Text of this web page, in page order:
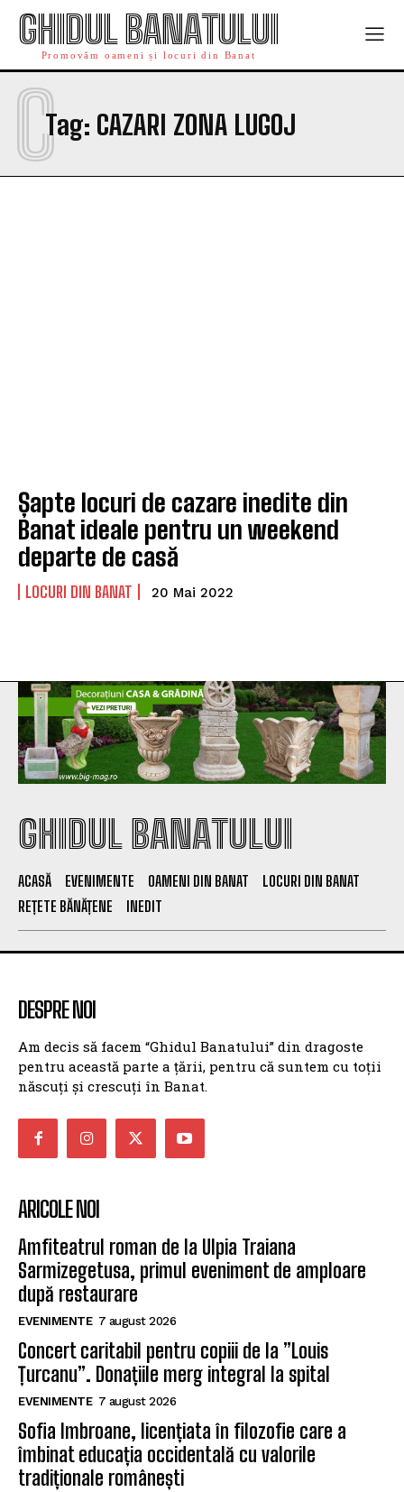
GHIDUL BANATULUI
Promovăm oameni și locuri din Banat
Tag: CAZARI ZONA LUGOJ
C
Șapte locuri de cazare inedite din
Banat ideale pentru un weekend
departe de casă
LOCURI DIN BANAT 20 Mai 2022
GHIDUL BANATULUI
ACASĂ EVENIMENTE OAMENI DIN BANAT
LOCURI DIN BANAT
REȚETE BĂNĂȚENE
INEDIT
DESPRE NOI
Am decis să facem “Ghidul Banatului” din dragoste
pentru această parte a țării, pentru că suntem cu toții
născuți și crescuți în Banat.
ARICOLE NOI
Amfiteatrul roman de la Ulpia Traiana
Sarmizegetusa, primul eveniment de amploare
după restaurare
EVENIMENTE 7 august 2026
Concert caritabil pentru copiii de la ”Louis
Țurcanu”. Donațiile merg integral la spital
EVENIMENTE 7 august 2026
Sofia Imbroane, licențiata în filozofie care a
îmbinat educația occidentală cu valorile
tradiționale românești